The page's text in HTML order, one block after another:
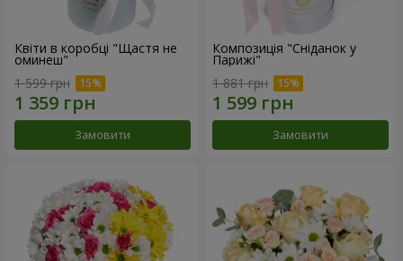
Квіти в коробці "Щастя не
оминеш"
1 599 грн
Замовити
Композиція "Сніданок у
Парижі"
1 881 грн
Замовити